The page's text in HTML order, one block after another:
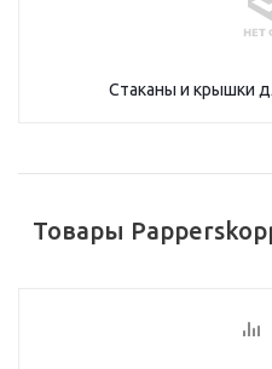
Стаканы и крышки
Товары